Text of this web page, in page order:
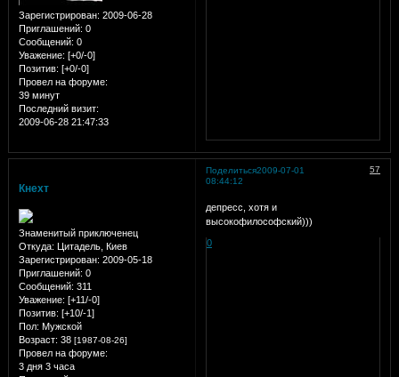
Зарегистрирован: 2009-06-28
Приглашений: 0
Сообщений: 0
Уважение: [+0/-0]
Позитив: [+0/-0]
Провел на форуме:
39 минут
Последний визит:
2009-06-28 21:47:33
Поделиться 57
2009-07-01
08:44:12
Кнехт
Знаменитый приключенец
Откуда: Цитадель, Киев
Зарегистрирован: 2009-05-18
Приглашений: 0
Сообщений: 311
Уважение: [+11/-0]
Позитив: [+10/-1]
Пол: Мужской
Возраст: 38 [1987-08-26]
Провел на форуме:
3 дня 3 часа
депресс, хотя и
высокофилософский)))
0